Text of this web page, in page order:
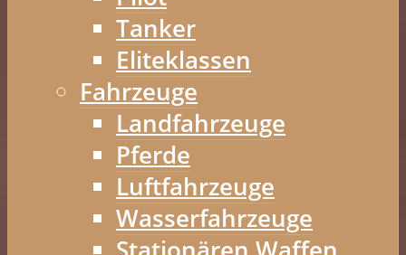
Tanker
Eliteklassen
Fahrzeuge
Landfahrzeuge
Pferde
Luftfahrzeuge
Wasserfahrzeuge